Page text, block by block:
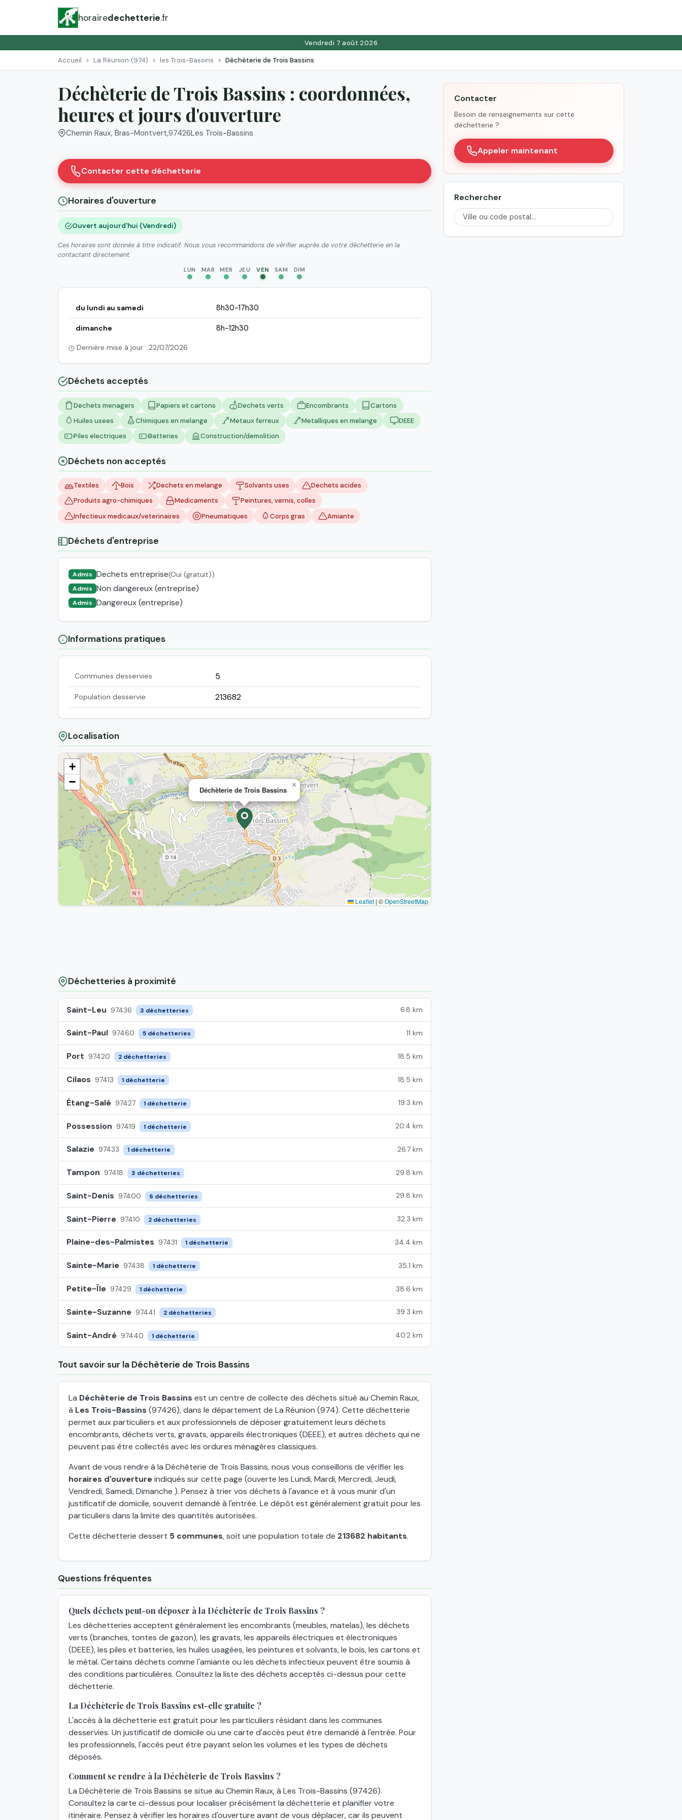
horairedechetterie.fr
Vendredi 7 août 2026
Accueil La Réunion (974) les Trois-Bassins Déchèterie de Trois Bassins
Déchèterie de Trois Bassins : coordonnées,
heures et jours d'ouverture
Chemin Raux, Bras-Montvert,97426Les Trois-Bassins
Contacter cette déchetterie
Horaires d'ouverture
Ouvert aujourd'hui (Vendredi)
Ces horaires sont donnés à titre indicatif. Nous vous recommandons de vérifier auprès de votre déchetterie en la
contactant directement.
LUN MAR MER JEU VEN SAM DIM
du lundi au samedi 8h30-17h30
dimanche 8h-12h30
Dernière mise à jour : 22/07/2026
Déchets acceptés
Dechets menagers Papiers et cartons Dechets verts Encombrants
Cartons
Huiles usees
Chimiques en melange Metaux ferreux Metalliques en melange
DEEE
Piles electriques
Batteries Construction/demolition
Déchets non acceptés
Textiles Bois Dechets en melange Solvants uses
Dechets acides
Produits agro-chimiques
Medicaments
Peintures, vernis, colles
Infectieux medicaux/veterinaires
Pneumatiques Corps gras Amiante
Déchets d'entreprise
Admis Dechets entreprise(Oui (gratuit))
Admis Non dangereux (entreprise)
Admis Dangereux (entreprise)
Informations pratiques
Communes desservies 5
Population desservie 213682
Localisation
Déchèterie de Trois Bassins
×
+
−
Leaflet | ©OpenStreetMap
Déchetteries à proximité
Saint-Leu 97436 3 déchetteries 6.8 km
Saint-Paul 97460 5 déchetteries 11 km
Port 97420 2 déchetteries 18.5 km
Cilaos 97413 1 déchetterie 18.5 km
Étang-Salé 97427 1 déchetterie 19.3 km
Possession 97419 1 déchetterie 20.4 km
Salazie 97433 1 déchetterie 26.7 km
Tampon 97418 3 déchetteries 29.8 km
Saint-Denis 97400 6 déchetteries 29.8 km
Saint-Pierre 97410 2 déchetteries 32.3 km
Plaine-des-Palmistes 97431 1 déchetterie 34.4 km
Sainte-Marie 97438 1 déchetterie 35.1 km
Petite-Île 97429 1 déchetterie 38.6 km
Sainte-Suzanne 97441 2 déchetteries 39.3 km
Saint-André 97440 1 déchetterie 40.2 km
Tout savoir sur la Déchèterie de Trois Bassins
La Déchèterie de Trois Bassins est un centre de collecte des déchets situé au Chemin Raux,
à Les Trois-Bassins (97426), dans le département de La Réunion (974). Cette déchetterie
permet aux particuliers et aux professionnels de déposer gratuitement leurs déchets
encombrants, déchets verts, gravats, appareils électroniques (DEEE), et autres déchets qui ne
peuvent pas être collectés avec les ordures ménagères classiques.
Avant de vous rendre à la Déchèterie de Trois Bassins, nous vous conseillons de vérifier les
horaires d'ouvertureindiqués sur cette page (ouverte les Lundi, Mardi, Mercredi, Jeudi,
Vendredi, Samedi, Dimanche ). Pensez à trier vos déchets à l'avance et à vous munir d'un
justificatif de domicile, souvent demandé à l'entrée. Le dépôt est généralement gratuit pour les
particuliers dans la limite des quantités autorisées.
Cette déchetterie dessert 5 communes, soit une population totale de 213682 habitants.
Questions fréquentes
Quels déchets peut-on déposer à la Déchèterie de Trois Bassins ?
Les déchetteries acceptent généralement les encombrants (meubles, matelas), les déchets
verts (branches, tontes de gazon), les gravats, les appareils électriques et électroniques
(DEEE), les piles et batteries, les huiles usagées, les peintures et solvants, le bois, les cartons et
le métal. Certains déchets comme l'amiante ou les déchets infectieux peuvent être soumis à
des conditions particulières. Consultez la liste des déchets acceptés ci-dessus pour cette
déchetterie.
La Déchèterie de Trois Bassins est-elle gratuite ?
L'accès à la déchetterie est gratuit pour les particuliers résidant dans les communes
desservies. Un justificatif de domicile ou une carte d'accès peut être demandé à l'entrée. Pour
les professionnels, l'accès peut être payant selon les volumes et les types de déchets
déposés.
Comment se rendre à la Déchèterie de Trois Bassins ?
La Déchèterie de Trois Bassins se situe au Chemin Raux, à Les Trois-Bassins (97426).
Consultez la carte ci-dessus pour localiser précisément la déchetterie et planifier votre
itinéraire. Pensez à vérifier les horaires d'ouverture avant de vous déplacer, car ils peuvent
Contacter
Besoin de renseignements sur cette
déchetterie ?
Appeler maintenant
Rechercher